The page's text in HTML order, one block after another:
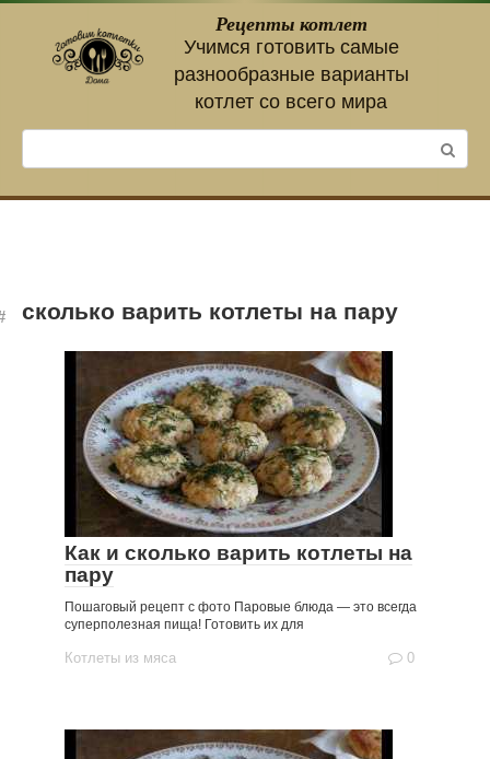
контенту
Рецепты котлет
Учимся готовить самые
разнообразные варианты
котлет со всего мира
сколько варить котлеты на пару
Как и сколько варить котлеты на
пару
Пошаговый рецепт с фото Паровые блюда — это всегда
суперполезная пища! Готовить их для
Котлеты из мяса 0